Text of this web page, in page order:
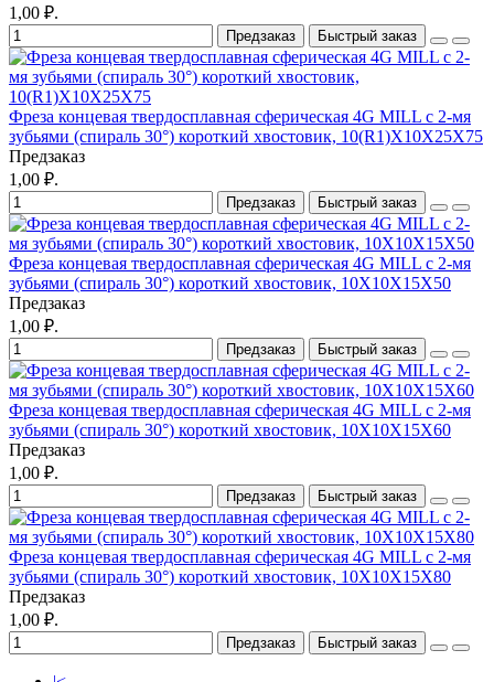
1,00 ₽.
Предзаказ Быстрый заказ
Фреза концевая твердосплавная сферическая 4G MILL с 2-мя
зубьями (спираль 30°) короткий хвостовик, 10(R1)X10X25X75
Предзаказ
1,00 ₽.
Предзаказ Быстрый заказ
Фреза концевая твердосплавная сферическая 4G MILL с 2-мя
зубьями (спираль 30°) короткий хвостовик, 10X10X15X50
Предзаказ
1,00 ₽.
Предзаказ Быстрый заказ
Фреза концевая твердосплавная сферическая 4G MILL с 2-мя
зубьями (спираль 30°) короткий хвостовик, 10X10X15X60
Предзаказ
1,00 ₽.
Предзаказ Быстрый заказ
Фреза концевая твердосплавная сферическая 4G MILL с 2-мя
зубьями (спираль 30°) короткий хвостовик, 10X10X15X80
Предзаказ
1,00 ₽.
Предзаказ Быстрый заказ